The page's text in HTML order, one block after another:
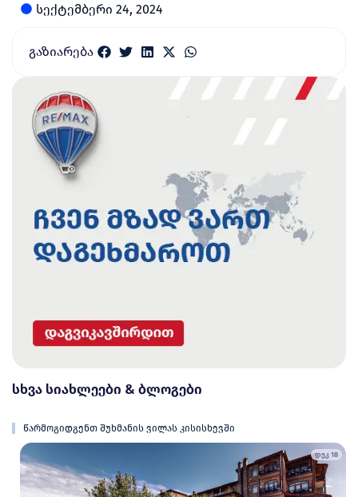
სექტემბერი 24, 2024
გაზიარება
სხვა სიახლეები & ბლოგები
წარმოგიდგენთ შუხმანის ვილას კისისხევში
დეკ 18